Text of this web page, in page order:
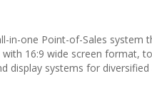
in-one Point-of-Sales
16:9 wide screen format,
display systems for